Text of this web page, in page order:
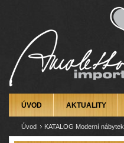
ÚVOD AKTUALITY
Úvod KATALOG Moderní nábytek